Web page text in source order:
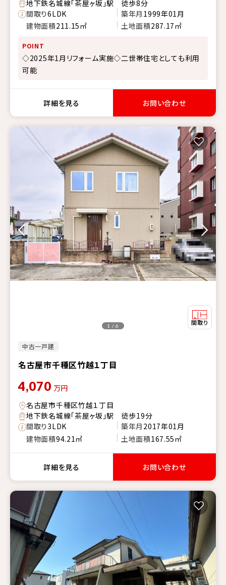
地下鉄名城線「茶屋ヶ坂」駅 徒歩8分
間取り6LDK 築年月 1999年01月
建物面積211.15㎡ 土地面積287.17㎡
POINT
◇2025年1月リフォーム実施◇二世帯住宅としても利用
可能
詳細を見る お問い合わせ
中古一戸建
名古屋市千種区竹越１丁目
1 / 6
4,070 万円
名古屋市千種区竹越１丁目
地下鉄名城線「茶屋ヶ坂」駅 徒歩19分
間取り3LDK 築年月 2017年01月
建物面積94.21㎡ 土地面積167.55㎡
詳細を見る お問い合わせ